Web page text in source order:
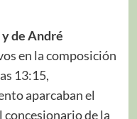
de André
en la composición
13:15,
aparcaban el
de la